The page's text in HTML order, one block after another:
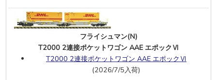
7/15
KATO(N)
クルーズトレイン「ななつ星 in九州」 8
両
フライシュマン(N)
無蓋車 3両 DR エポックⅣ
フライシュマン(N)
T2000 2連接ポケットワゴン AAE エポックⅥ
T2000 2連接ポケットワゴン AAE エポックⅥ
(2026/7/5入荷)